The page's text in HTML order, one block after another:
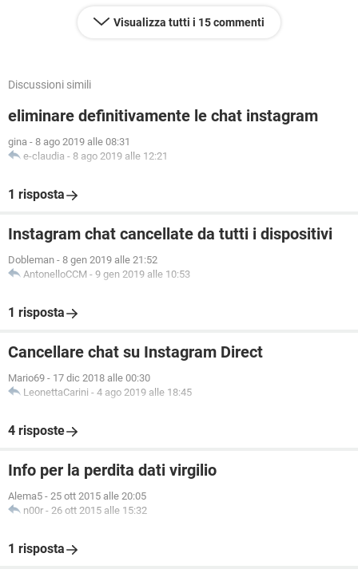
Visualizza tutti i 15 commenti
Discussioni simili
eliminare definitivamente le chat instagram
gina - 8 ago 2019 alle 08:31
e-claudia - 8 ago 2019 alle 12:21
1 risposta
Instagram chat cancellate da tutti i dispositivi
Dobleman - 8 gen 2019 alle 21:52
AntonelloCCM - 9 gen 2019 alle 10:53
1 risposta
Cancellare chat su Instagram Direct
Mario69 - 17 dic 2018 alle 00:30
LeonettaCarini - 4 ago 2019 alle 18:45
4 risposte
Info per la perdita dati virgilio
Alema5 - 25 ott 2015 alle 20:05
n00r - 26 ott 2015 alle 15:32
1 risposta